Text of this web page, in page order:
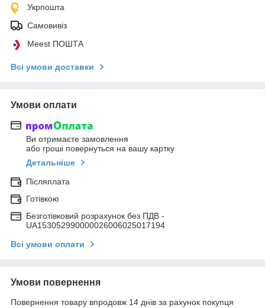
Укрпошта
Самовивіз
Meest ПОШТА
Всі умови доставки
Умови оплати
Ви отримаєте замовлення
або гроші повернуться на вашу картку
Детальніше
Післяплата
Готівкою
Безготівковий розрахунок без ПДВ -
UA153052990000026006025017194
Всі умови оплати
Умови повернення
Повернення товару впродовж 14 днів за рахунок покупця